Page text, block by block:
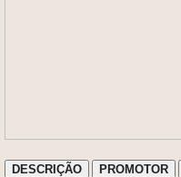
DESCRIÇÃO PROMOTOR